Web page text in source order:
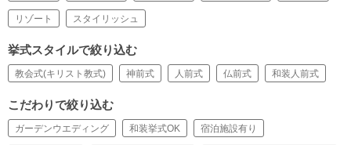
リゾート スタイリッシュ
挙式スタイルで絞り込む
教会式(キリスト教式) 神前式 人前式 仏前式 和装人前式
こだわりで絞り込む
ガーデンウエディング 和装挙式OK 宿泊施設有り